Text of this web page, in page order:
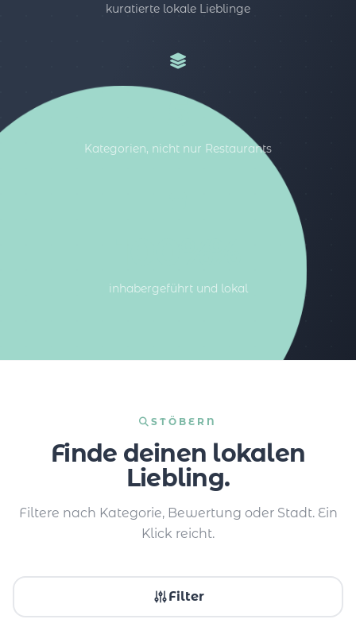
kuratierte lokale Lieblinge
5
Kategorien, nicht nur Restaurants
inhabergeführt und lokal
STÖBERN
Finde deinen lokalen
Liebling.
Filtere nach Kategorie, Bewertung oder Stadt. Ein
Klick reicht.
Filter